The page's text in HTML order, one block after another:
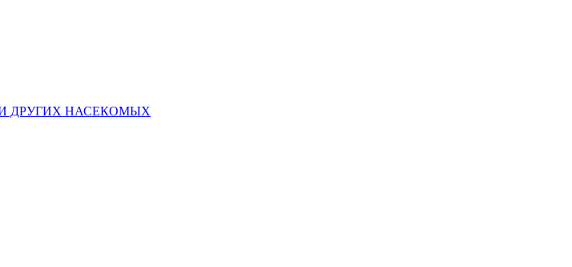
ДРУГИХ НАСЕКОМЫХ